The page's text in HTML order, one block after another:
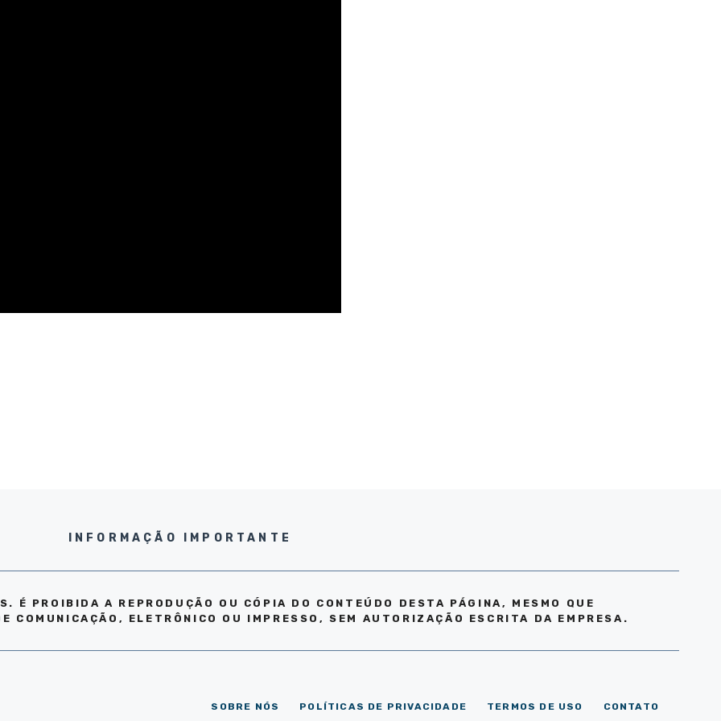
INFORMAÇÃO IMPORTANTE
É PROIBIDA A REPRODUÇÃO OU CÓPIA DO CONTEÚDO DESTA PÁGINA, MESMO QUE
COMUNICAÇÃO, ELETRÔNICO OU IMPRESSO, SEM AUTORIZAÇÃO ESCRITA DA EMPRESA.
SOBRE NÓS POLÍTICAS DE PRIVACIDADE TERMOS DE USO CONTATO